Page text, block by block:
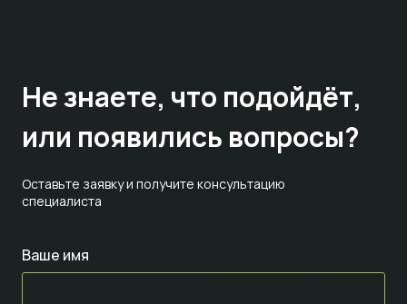
Оставьте заявку и получите консультацию
специалиста
Не знаете, что подойдёт,
или появились вопросы?
Ваше имя